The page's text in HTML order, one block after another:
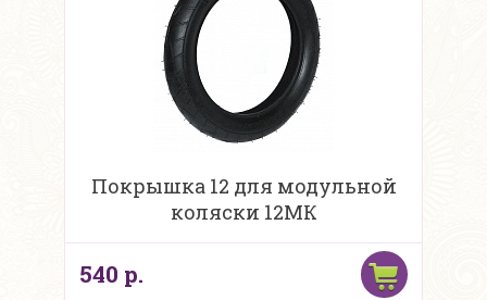
Покрышка 12 для модульной
коляски 12МК
540 р.